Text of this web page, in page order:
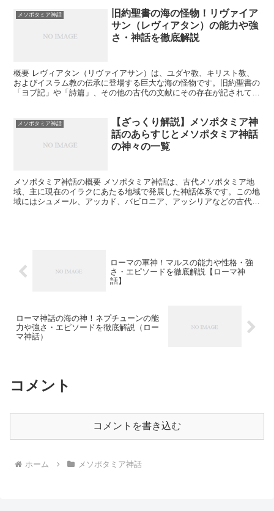
メソポタミア神話
旧約聖書の海の怪物！リヴァイア
サン（レヴィアタン）の能力や強
さ・神話を徹底解説
概要 レヴィアタン（リヴァイアサン）は、ユダヤ教、キリスト教、
およびイスラム教の伝承に登場する巨大な海の怪物です。旧約聖書の
「ヨブ記」や「詩篇」、その他の古代の文献にその存在が記されてい
メソポタミア神話
【ざっくり解説】メソポタミア神
話のあらすじとメソポタミア神話
の神々の一覧
メソポタミア神話の概要 メソポタミア神話は、古代メソポタミア地
域、主に現在のイラクにあたる地域で発展した神話体系です。この地
域にはシュメール、アッカド、バビロニア、アッシリアなどの古代文
ローマの軍神！マルスの能力や性格・強
さ・エピソードを徹底解説【ローマ神
話】
ローマ神話の海の神！ネプチューンの能
力や強さ・エピソードを徹底解説（ロー
マ神話）
コメント
コメントを書き込む
ホーム メソポタミア神話